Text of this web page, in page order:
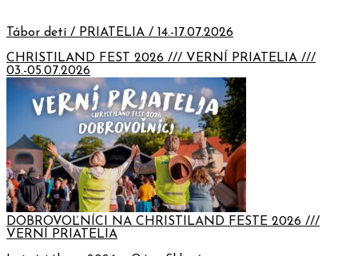
Tábor detí / PRIATELIA / 14.-17.07.2026
CHRISTILAND FEST 2026 /// VERNÍ PRIATELIA ///
03.-05.07.2026
DOBROVOĽNÍCI NA CHRISTILAND FESTE 2026 ///
VERNÍ PRIATELIA